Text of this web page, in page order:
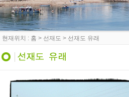
현재위치 : 홈 > 선재도 > 선재도 유래